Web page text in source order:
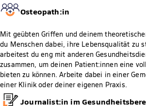
Osteopath:in
Mit geübten Griffen und deinem
du Menschen dabei, ihre Lebensqualität zu
arbeitest du eng mit anderen
zusammen, um deinen Patient:innen eine
bieten zu können. Arbeite dabei in einer
einer Klinik oder deiner eigenen Praxis.
Journalist:in im